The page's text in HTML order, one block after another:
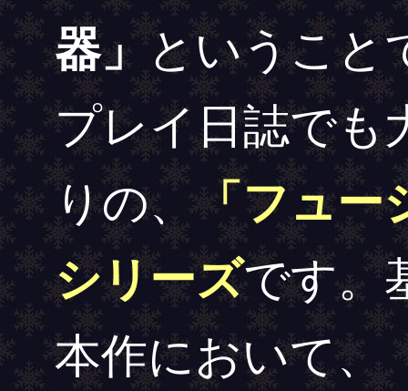
器」ということ
プレイ日誌でも
りの、「フュー
シリーズです。
本作において、